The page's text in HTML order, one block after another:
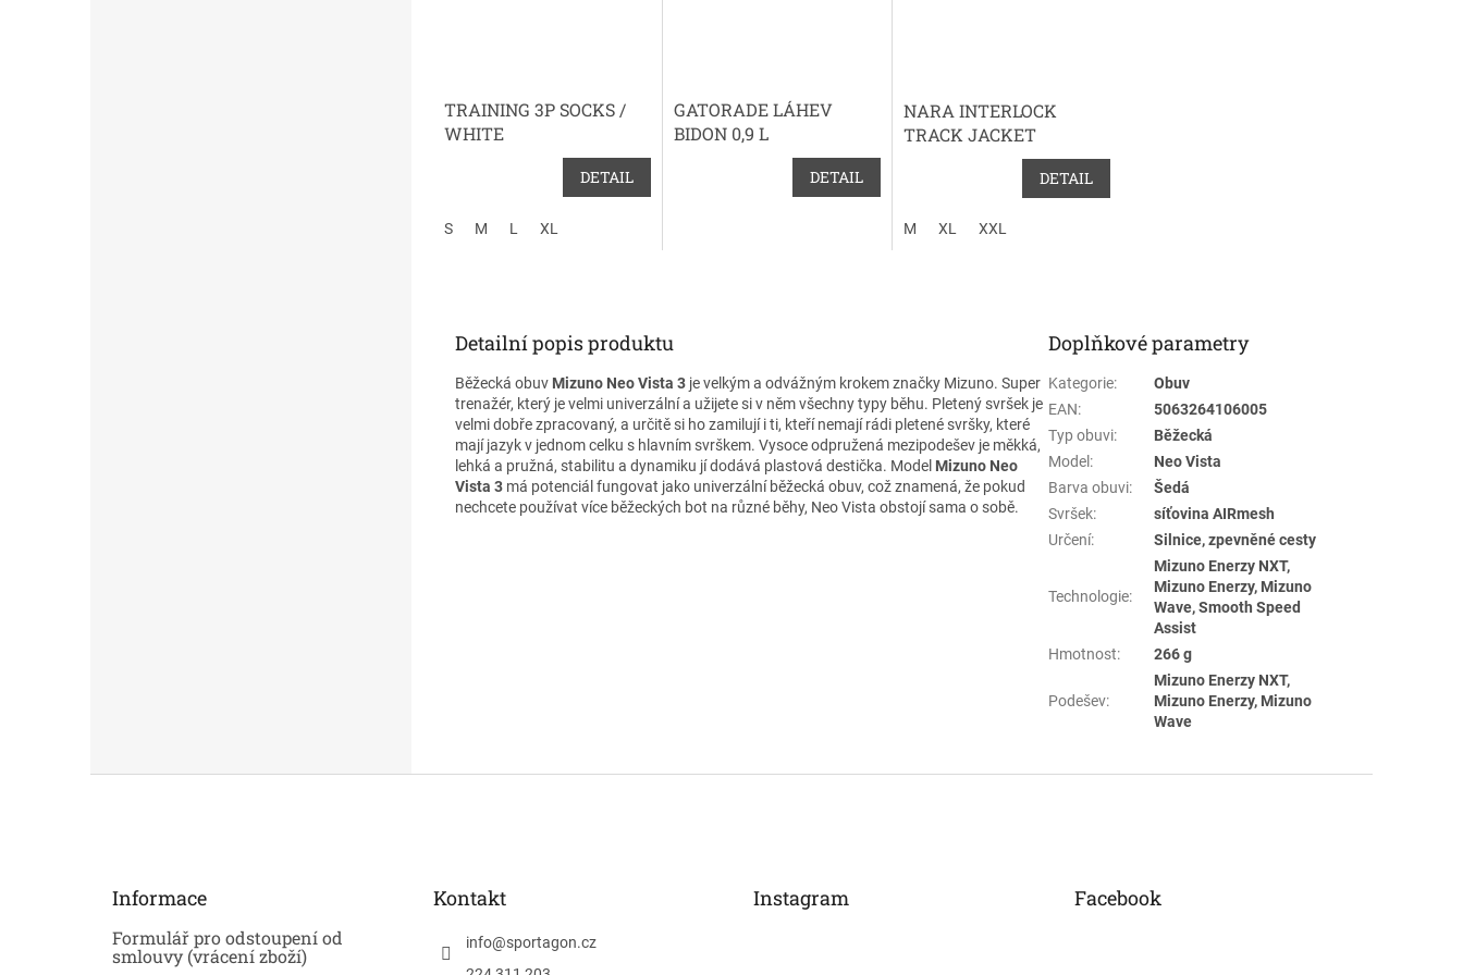
TRAINING 3P SOCKS /
WHITE
DETAIL
S M L XL
GATORADE LÁHEV
BIDON 0,9 L
DETAIL
NARA INTERLOCK
TRACK JACKET
DETAIL
M XL XXL
Detailní popis produktu
Běžecká obuv Mizuno Neo Vista 3 je velkým a odvážným krokem značky Mizuno. Super
trenažér, který je velmi univerzální a užijete si v něm všechny typy běhu. Pletený svršek je
velmi dobře zpracovaný, a určitě si ho zamilují i ti, kteří nemají rádi pletené svršky, které
mají jazyk v jednom celku s hlavním svrškem. Vysoce odpružená mezipodešev je měkká,
lehká a pružná, stabilitu a dynamiku jí dodává plastová destička. Model Mizuno Neo
Vista 3 má potenciál fungovat jako univerzální běžecká obuv, což znamená, že pokud
nechcete používat více běžeckých bot na různé běhy, Neo Vista obstojí sama o sobě.
Doplňkové parametry
Kategorie:
Obuv
EAN:
5063264106005
Typ obuvi:
Běžecká
Model:
Neo Vista
Barva obuvi:
Šedá
Svršek:
síťovina AIRmesh
Určení: Silnice, zpevněné cesty
Technologie:
Mizuno Enerzy NXT,
Mizuno Enerzy, Mizuno
Wave, Smooth Speed
Assist
Hmotnost: 266 g
Podešev:
Mizuno Enerzy NXT,
Mizuno Enerzy, Mizuno
Wave
Informace
Formulář pro odstoupení od
smlouvy (vrácení zboží)
Kontakt
info@sportagon.cz
Instagram Facebook